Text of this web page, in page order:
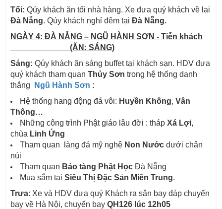
Tối: Qúy khách ăn tối nhà hàng. Xe đưa quý khách về lại
Đà Nẵng. Qúy khách nghỉ đêm tại Đà Nẵng.
NGÀY 4: ĐÀ NẴNG – NGŨ HÀNH SƠN - Tiễn khách
(ĂN: SÁNG)
Sáng: Qúy khách ăn sáng buffet tại khách sạn. HDV đưa
quý khách tham quan Thủy Sơn trong hệ thống danh
thắng
Ngũ Hành Sơn :
Hệ thống hang động đá vôi: Huyền Không, Vân
Thông…
Những công trình Phật giáo lâu đời : tháp Xá Lợi,
chùa Linh Ứng
Tham quan làng đá mỹ nghệ Non Nước dưới chân
núi
Tham quan Bảo tàng Phật Học Đà Nẵng
Mua sắm tại Siêu Thị Đặc Sản Miền Trung.
Trưa: Xe và HDV đưa quý Khách ra sân bay đáp chuyến
bay về Hà Nội, chuyến bay QH126 lúc 12h05